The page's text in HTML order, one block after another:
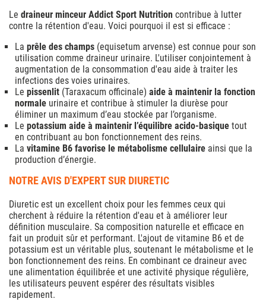
Le draineur minceur Addict Sport Nutrition contribue à lutter
contre la rétention d'eau. Voici pourquoi il est si efficace :
La prêle des champs (equisetum arvense) est connue pour son
utilisation comme draineur urinaire. L'utiliser conjointement à
augmentation de la consommation d'eau aide à traiter les
infections des voies urinaires.
Le pissenlit (Taraxacum officinale) aide à maintenir la fonction
normale urinaire et contribue à stimuler la diurèse pour
éliminer un maximum d’eau stockée par l’organisme.
Le potassium aide à maintenir l’équilibre acido-basique tout
en contribuant au bon fonctionnement des reins.
La vitamine B6 favorise le métabolisme cellulaire ainsi que la
production d’énergie.
NOTRE AVIS D'EXPERT SUR DIURETIC
Diuretic est un excellent choix pour les femmes ceux qui
cherchent à réduire la rétention d'eau et à améliorer leur
définition musculaire. Sa composition naturelle et efficace en
fait un produit sûr et performant. L'ajout de vitamine B6 et de
potassium est un véritable plus, soutenant le métabolisme et le
bon fonctionnement des reins. En combinant ce draineur avec
une alimentation équilibrée et une activité physique régulière,
les utilisateurs peuvent espérer des résultats visibles
rapidement.